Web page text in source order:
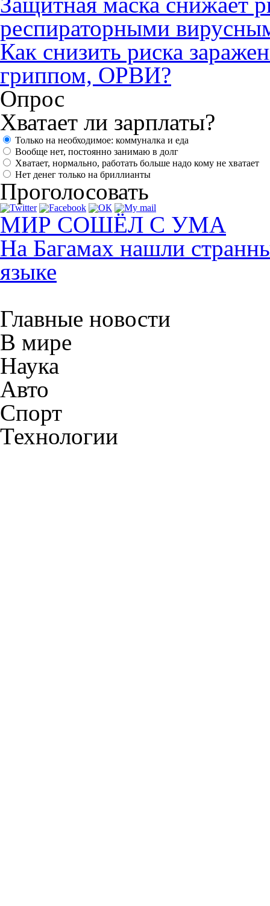
респираторными
Как снизить риска
гриппом, ОРВИ?
Опрос
Хватает ли зарплаты?
Только на необходимое: коммуналка и еда
Вообще нет, постоянно занимаю в долг
Хватает, нормально, работать больше надо кому не хватает
Нет денег только на бриллианты
Проголосовать
МИР СОШЁЛ С УМА
На Багамах нашли
языке
Главные новости
В мире
Наука
Авто
Спорт
Технологии